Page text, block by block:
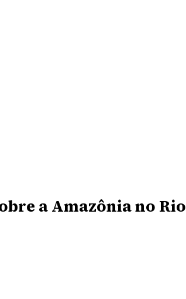
a Amazônia no Rio